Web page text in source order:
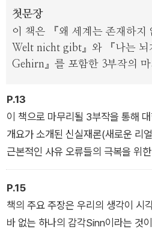
이 책은 『왜 세계는 존재하지 않는가
는 3부작의 완결편이다. 가브리엘은
에 만연한 자연과학적 세계관과 신
기했으며, 이 책에서 인간의 생각에
첫문장
이 책은 『왜 세계는 존재하지
Welt nicht gibt』와 『나는
Gehirn』를 포함한 3부작의 마
P.13
이 책으로 마무리될 3부작을 통해
개요가 소개된 신실재론(새로운 리
근본적인 사유 오류들의 극복을 위
P.15
책의 주요 주장은 우리의 생각이 시
바 없는 하나의 감각Sinn이라는 것